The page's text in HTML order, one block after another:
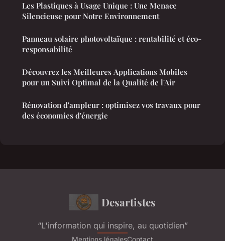
Les Plastiques à Usage Unique : Une Menace
Silencieuse pour Notre Environnement
Panneau solaire photovoltaïque : rentabilité et éco-
responsabilité
Découvrez les Meilleures Applications Mobiles
pour un Suivi Optimal de la Qualité de l'Air
Rénovation d'ampleur : optimisez vos travaux pour
des économies d'énergie
Desartistes
“L'information qui inspire, au quotidien”